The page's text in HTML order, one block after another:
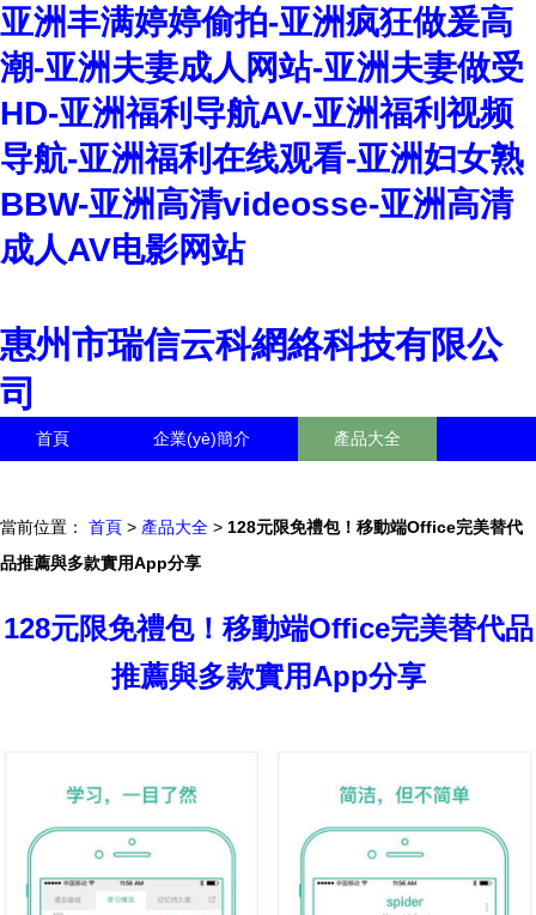
亚洲丰满婷婷偷拍-亚洲疯狂做爰高
潮-亚洲夫妻成人网站-亚洲夫妻做受
HD-亚洲福利导航AV-亚洲福利视频
导航-亚洲福利在线观看-亚洲妇女熟
BBW-亚洲高清videosse-亚洲高清
成人AV电影网站
惠州市瑞信云科網絡科技有限公
司
首頁 企業(yè)簡介 產品大全
當前位置： 首頁 > 產品大全 > 128元限免禮包！移動端Office完美替代
品推薦與多款實用App分享
128元限免禮包！移動端Office完美替代品
推薦與多款實用App分享